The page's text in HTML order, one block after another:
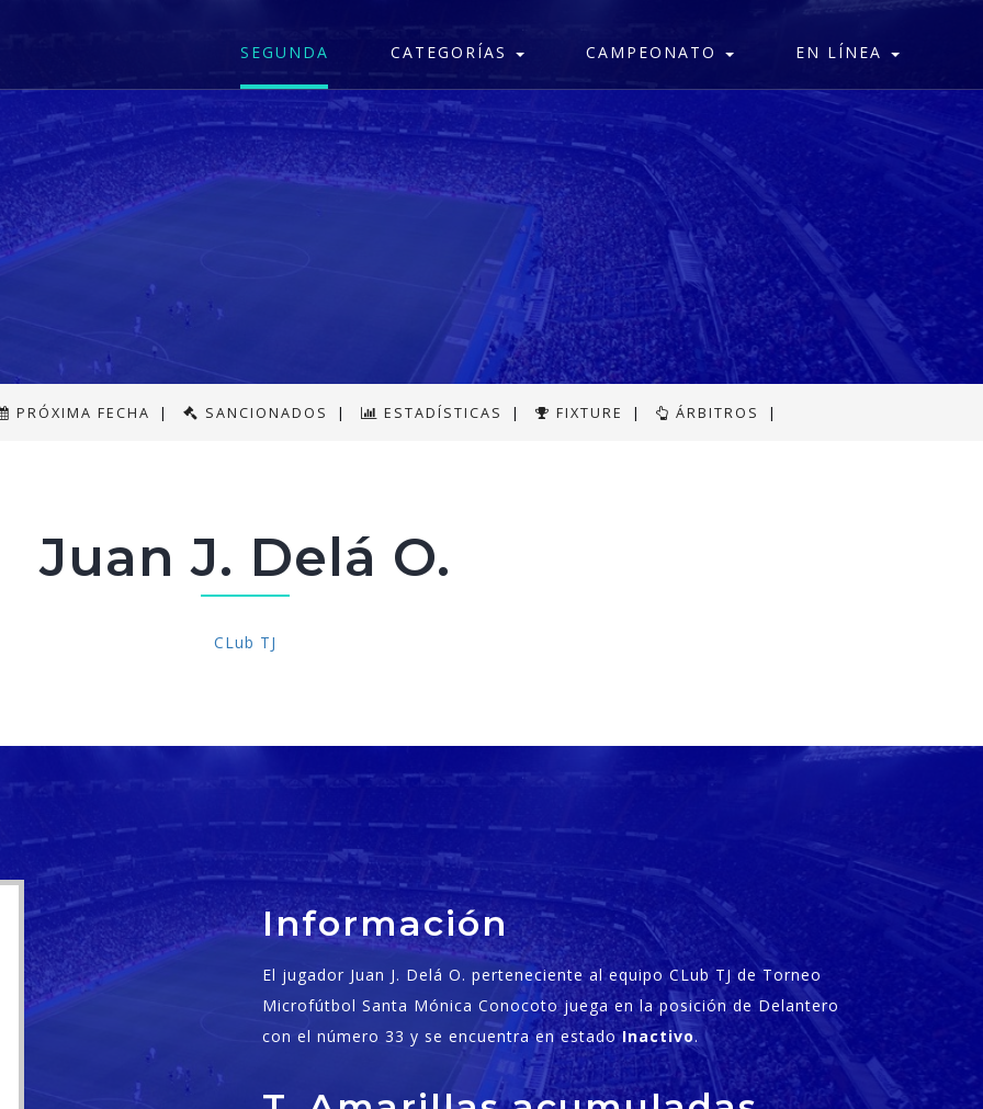
SEGUNDA CATEGORÍAS CAMPEONATO EN LÍNEA
PRÓXIMA FECHA | SANCIONADOS | ESTADÍSTICAS | FIXTURE | ÁRBITROS |
Juan J. Delá O.
CLub TJ
Información
El jugador Juan J. Delá O. perteneciente al equipo CLub TJ de Torneo
Microfútbol Santa Mónica Conocoto juega en la posición de Delantero
con el número 33 y se encuentra en estadoInactivo.